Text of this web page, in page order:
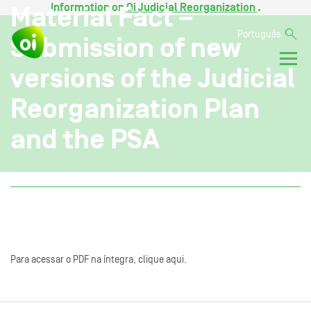
Information onOi Judicial Reorganization .
Português
Material Fact –
Submission of new
versions of the Judicial
Reorganization Plan
and the PSA
Para acessar o PDF na íntegra, clique aqui.